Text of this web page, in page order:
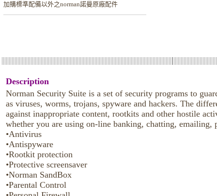
加購標準配備以外之norman諾曼原廠配件
Description
Norman Security Suite is a set of security programs to
as viruses, worms, trojans, spyware and hackers. The
against inappropriate content, rootkits and other hostile
whether you are using on-line banking, chatting,
•Antivirus
•Antispyware
•Rootkit protection
•Protective screensaver
•Norman SandBox
•Parental Control